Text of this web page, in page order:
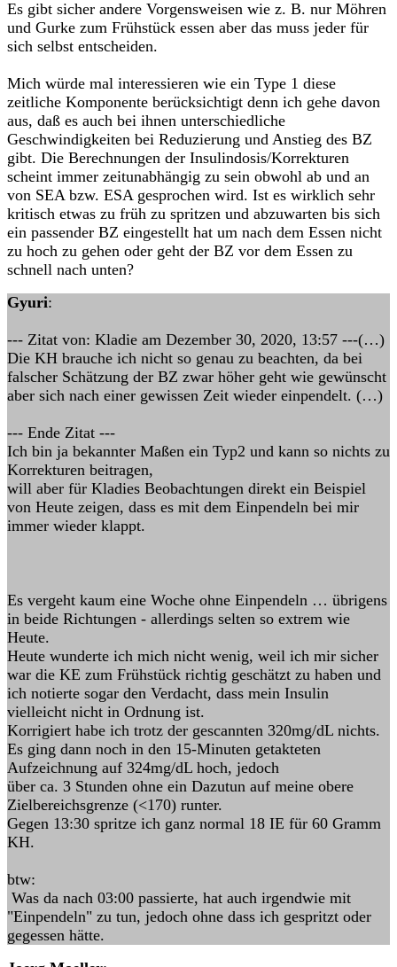
Es gibt sicher andere Vorgensweisen wie z. B. nur Möhren
und Gurke zum Frühstück essen aber das muss jeder für
sich selbst entscheiden.
Mich würde mal interessieren wie ein Type 1 diese
zeitliche Komponente berücksichtigt denn ich gehe davon
aus, daß es auch bei ihnen unterschiedliche
Geschwindigkeiten bei Reduzierung und Anstieg des BZ
gibt. Die Berechnungen der Insulindosis/Korrekturen
scheint immer zeitunabhängig zu sein obwohl ab und an
von SEA bzw. ESA gesprochen wird. Ist es wirklich sehr
kritisch etwas zu früh zu spritzen und abzuwarten bis sich
ein passender BZ eingestellt hat um nach dem Essen nicht
zu hoch zu gehen oder geht der BZ vor dem Essen zu
schnell nach unten?
Gyuri:
--- Zitat von: Kladie am Dezember 30, 2020, 13:57 ---(…)
Die KH brauche ich nicht so genau zu beachten, da bei
falscher Schätzung der BZ zwar höher geht wie gewünscht
aber sich nach einer gewissen Zeit wieder einpendelt. (…)
--- Ende Zitat ---
Ich bin ja bekannter Maßen ein Typ2 und kann so nichts zu
Korrekturen beitragen,
will aber für Kladies Beobachtungen direkt ein Beispiel
von Heute zeigen, dass es mit dem Einpendeln bei mir
immer wieder klappt.
Es vergeht kaum eine Woche ohne Einpendeln … übrigens
in beide Richtungen - allerdings selten so extrem wie
Heute.
Heute wunderte ich mich nicht wenig, weil ich mir sicher
war die KE zum Frühstück richtig geschätzt zu haben und
ich notierte sogar den Verdacht, dass mein Insulin
vielleicht nicht in Ordnung ist.
Korrigiert habe ich trotz der gescannten 320mg/dL nichts.
Es ging dann noch in den 15-Minuten getakteten
Aufzeichnung auf 324mg/dL hoch, jedoch
über ca. 3 Stunden ohne ein Dazutun auf meine obere
Zielbereichsgrenze (<170) runter.
Gegen 13:30 spritze ich ganz normal 18 IE für 60 Gramm
KH.
btw:
Was da nach 03:00 passierte, hat auch irgendwie mit
"Einpendeln" zu tun, jedoch ohne dass ich gespritzt oder
gegessen hätte.